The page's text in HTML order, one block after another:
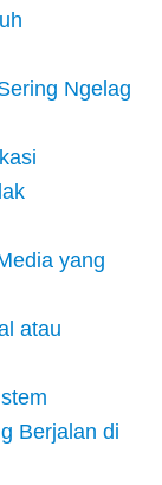
Ngelag
yang
atau
Berjalan di